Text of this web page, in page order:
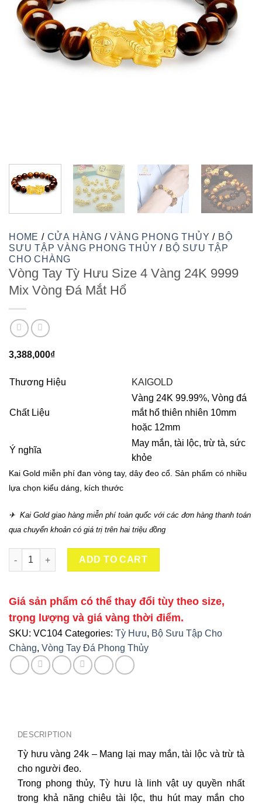
HOME / CỬA HÀNG / VÀNG PHONG THỦY / BỘ
SƯU TẬP VÀNG PHONG THỦY / BỘ SƯU TẬP
CHO CHÀNG
Vòng Tay Tỳ Hưu Size 4 Vàng 24K 9999
Mix Vòng Đá Mắt Hổ
3,388,000₫
Thương Hiệu KAIGOLD
Chất Liệu
Vàng 24K 99.99%, Vòng đá
mắt hổ thiên nhiên 10mm
hoặc 12mm
Ý nghĩa
May mắn, tài lộc, trừ tà, sức
khỏe
Kai Gold miễn phí đan vòng tay, dây đeo cổ. Sản phẩm có nhiều
lựa chọn kiểu dáng, kích thước
✈ Kai Gold giao hàng miễn phí toàn quốc với các đơn hàng thanh toán
qua chuyển khoản có giá trị trên hai triệu đồng
Vòng Tay Tỳ Hưu Size 4 Vàng 24K 9999 Mix Vòng Đá Mắt Hổ
ADD TO CART
Giá sản phẩm có thể thay đổi tùy theo size,
trọng lượng và giá vàng thời điểm.
SKU: VC104 Categories: Tỳ Hưu, Bộ Sưu Tập Cho
Chàng, Vòng Tay Đá Phong Thủy
DESCRIPTION
Tỳ hưu vàng 24k – Mang lại may mắn, tài lộc và trừ tà
cho người đeo.
Trong phong thủy, Tỳ hưu là linh vật uy quyền nhất
trong khả năng chiêu tài lộc, thu hút may mắn cho